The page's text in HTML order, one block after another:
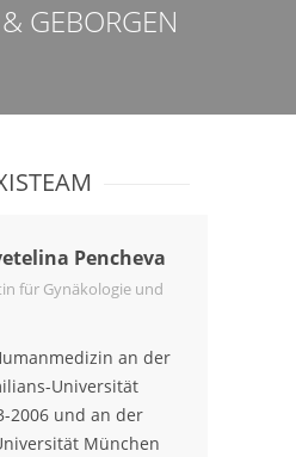
GEBORGEN
Pencheva
für Gynäkologie und
an der
Universität
2006 und an der
München